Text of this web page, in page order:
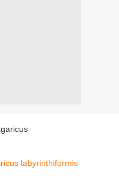
labyrinthiformis